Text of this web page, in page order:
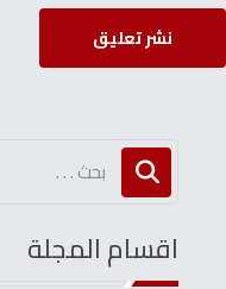
نشر تعليق
اقسام المجلة